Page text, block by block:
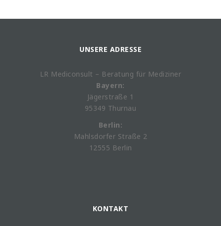
UNSERE ADRESSE
LR Mediconsult – Beratung für Mediziner
Bayern:
Jägerstraße 1
95349 Thurnau
Berlin:
Mahlsdorfer Straße 2
12555 Berlin
KONTAKT